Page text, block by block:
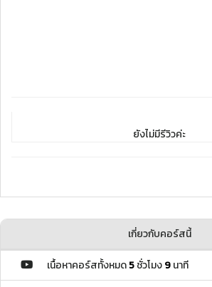
ยังไม่มีรีวิวค่ะ
เกี่ยวกับคอร์สนี้
เนื้อหาคอร์สทั้งหมด5ชั่วโมง9นาที